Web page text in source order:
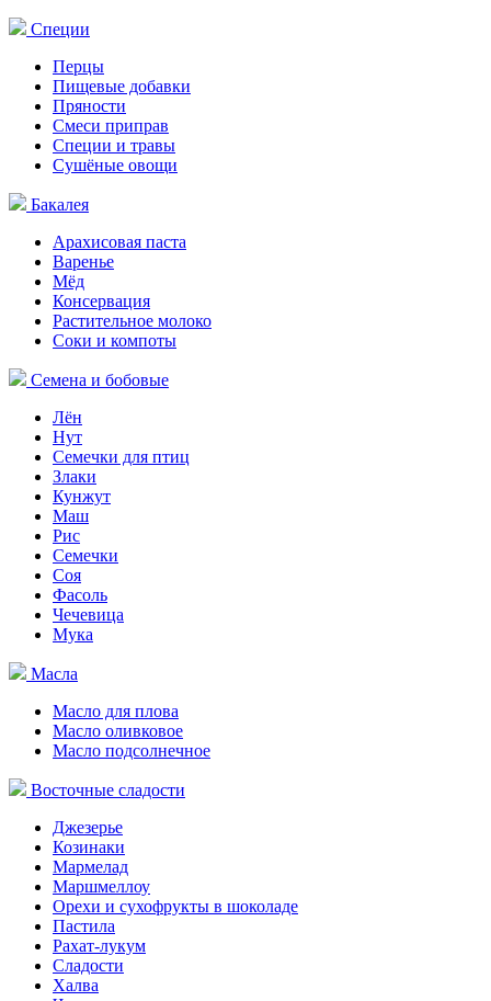
Специи
Перцы
Пищевые добавки
Пряности
Смеси приправ
Специи и травы
Сушёные овощи
Бакалея
Арахисовая паста
Варенье
Мёд
Консервация
Растительное молоко
Соки и компоты
Семена и бобовые
Лён
Нут
Семечки для птиц
Злаки
Кунжут
Маш
Рис
Семечки
Соя
Фасоль
Чечевица
Мука
Масла
Масло для плова
Масло оливковое
Масло подсолнечное
Восточные сладости
Джезерье
Козинаки
Мармелад
Маршмеллоу
Орехи и сухофрукты в шоколаде
Пастила
Рахат-лукум
Сладости
Халва